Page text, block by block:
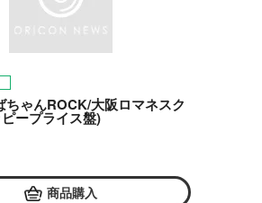
ゃんROCK/大阪ロマネスク
ープライス盤)
商品購入